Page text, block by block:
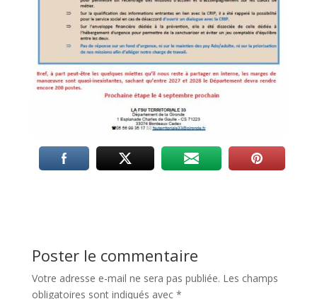
Poster le commentaire
Votre adresse e-mail ne sera pas publiée. Les champs
obligatoires sont indiqués avec *